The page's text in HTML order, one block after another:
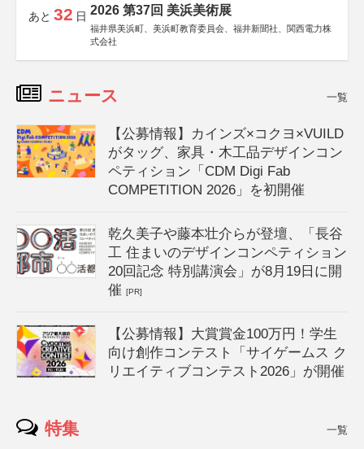
あと 32 日 2026 第37回 美浜美術展
福井県美浜町、美浜町教育委員会、福井新聞社、関西電力株
式会社
ニュース 一覧
【公募情報】カインズ×コクヨ×VUILD
がタッグ、家具・木工品デザインコン
ペティション「CDM Digi Fab
COMPETITION 2026」を初開催
乾久美子や藤本壮介らが登壇、「長谷
工 住まいのデザインコンペティション
20回記念 特別講演会」が8月19日に開
催[PR]
【公募情報】大賞賞金100万円！学生
向け創作コンテスト「サイゲームス ク
リエイティブコンテスト2026」が開催
特集 一覧